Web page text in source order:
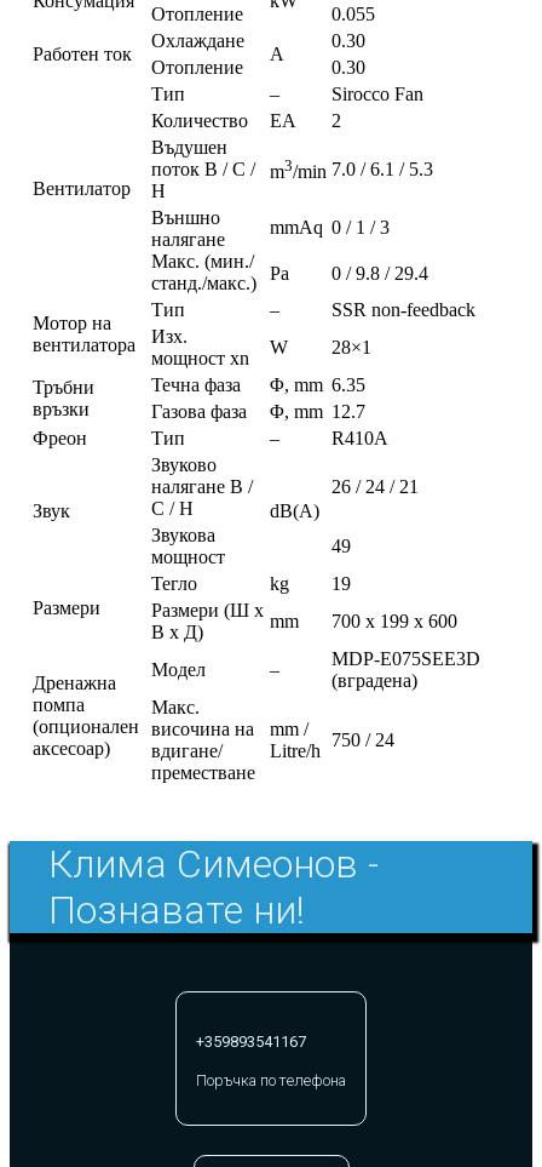
Отопление
0.055
Работен ток
Охлаждане
A
0.30
Отопление
0.30
Вентилатор
Тип –
Sirocco Fan
Количество
EA
2
Въдушен
поток В / С /
Н
m3/min 7.0 / 6.1 / 5.3
Външно
налягане
Макс. (мин./
станд./макс.)
mmAq 0 / 1 / 3
Pa 0 / 9.8 / 29.4
Мотор на
вентилатора
Тип –
SSR non-feedback
Изх.
мощност xn
W
28×1
Тръбни
връзки
Течна фаза Φ, mm 6.35
Газова фаза
Φ, mm 12.7
Фреон
Тип – R410A
Звук
Звуково
налягане В /
С / Н
dB(A)
26 / 24 / 21
Звукова
мощност
49
Размери
Тегло kg
19
Размери (Ш x
В x Д)
mm 700 x 199 x 600
Дренажна
помпа
(опционален
аксесоар)
Модел –
MDP-E075SEE3D
(вградена)
Макс.
височина на
вдигане/
преместване
mm /
Litre/h
750 / 24
Клима Симеонов -
Познавате ни!
+359893541167
Поръчка по телефона